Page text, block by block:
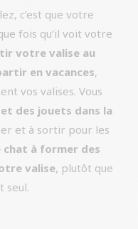
c’est que votre
fois qu’il voit votre
votre valise au
en vacances,
vos valises. Vous
des jouets dans la
et à sortir pour les
à former des
valise, plutôt que
seul.